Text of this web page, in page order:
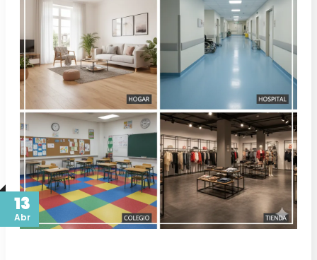
13
Abr